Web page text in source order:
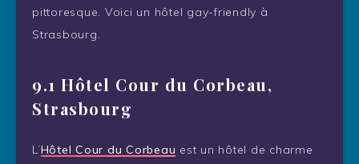
pittoresque. Voici un hôtel gay-friendly à
Strasbourg.
9.1 Hôtel Cour du Corbeau,
Strasbourg
L’Hôtel Cour du Corbeau est un hôtel de charme